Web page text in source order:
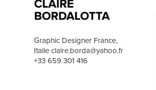
Graphic Designer France,
Italie claire.borda@yahoo.fr
+33 659 301 416